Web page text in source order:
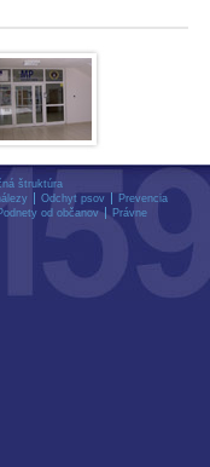
štruktúra
Odchyt psov
Prevencia
od občanov
Právne